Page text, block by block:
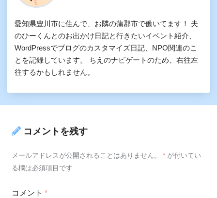
愛知県豊川市に住んで、お隣の蒲郡市で働いてます！ 夫
のひーくんとのお出かけ日記と行きたいイベント紹介、
WordPressでブログのカスタマイズ日記、NPO関連のこ
とを記録しています。 ちえのナビゲートのため、右往左
往するかもしれません。
コメントを残す
メールアドレスが公開されることはありません。 * が付いてい
る欄は必須項目です
コメント *